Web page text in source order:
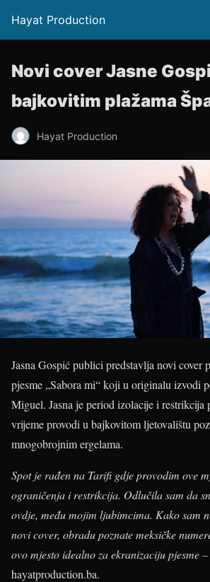
Hayat Production
Novi cover Jasne
bajkovitim plažama
Hayat Production
Jasna Gospić publici predstavlja novi cover
pjesme „Sabora mi“ koji u originalu izvodi
Miguel. Jasna je period izolacije i restrikcija
vrijeme provodi u bajkovitom ljetovalištu
mnogobrojnim ergelama.
Spot je rađen na Tarifi gdje provodim ove
ograničenja i restrikcija. Odlučila sam da
ovdje, među mojim ljubimcima. Kako sam
novi cover, obradu poznate meksičke
ovo mjesto idealno za ekranizaciju pjesme –
hayatproduction.ba.